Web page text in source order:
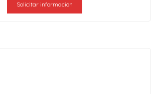
Solicitar información